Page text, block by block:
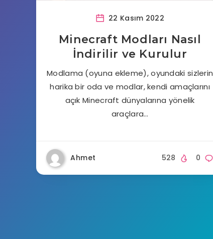
22 Kasım 2022
Minecraft Modları Nasıl
İndirilir ve Kurulur
Modlama (oyuna ekleme), oyundaki sizlerin
harika bir oda ve modlar, kendi amaçlarını
açık Minecraft dünyalarına yönelik
araçlara…
Ahmet 0
528